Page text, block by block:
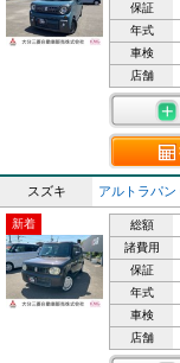
保証
年式
車検
店舗
スズキ アルトラパ
新着 総額
諸費用
保証
年式
車検
店舗